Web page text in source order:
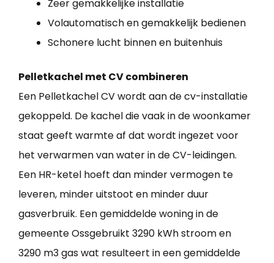
Zeer gemakkelijke installatie
Volautomatisch en gemakkelijk bedienen
Schonere lucht binnen en buitenhuis
Pelletkachel met CV combineren
Een Pelletkachel CV wordt aan de cv-installatie
gekoppeld. De kachel die vaak in de woonkamer
staat geeft warmte af dat wordt ingezet voor
het verwarmen van water in de CV-leidingen.
Een HR-ketel hoeft dan minder vermogen te
leveren, minder uitstoot en minder duur
gasverbruik. Een gemiddelde woning in de
gemeente Ossgebruikt 3290 kWh stroom en
3290 m3 gas wat resulteert in een gemiddelde